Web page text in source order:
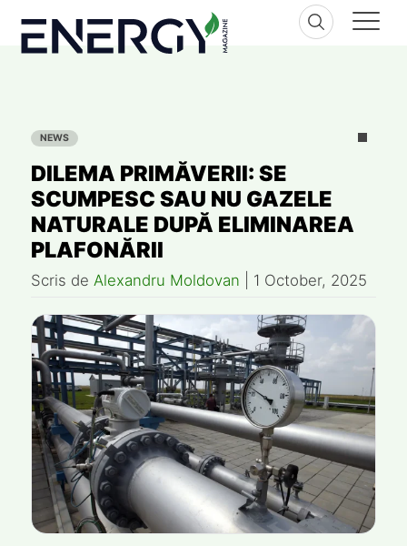
content
NEWS
DILEMA PRIMĂVERII: SE
SCUMPESC SAU NU GAZELE
NATURALE DUPĂ ELIMINAREA
PLAFONĂRII
Scris de Alexandru Moldovan 1 October, 2025